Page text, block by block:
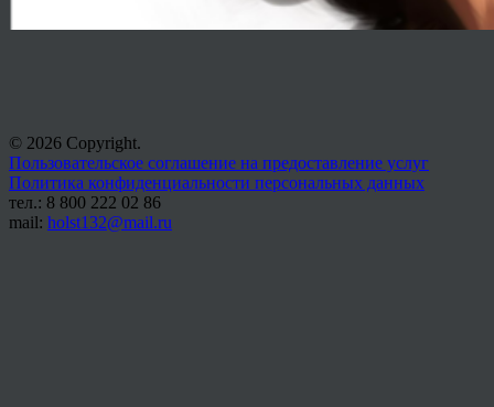
© 2026 Copyright.
Пользовательское соглашение на предоставление услуг
Политика конфиденциальности персональных данных
тел.: 8 800 222 02 86
mail: holst132@mail.ru